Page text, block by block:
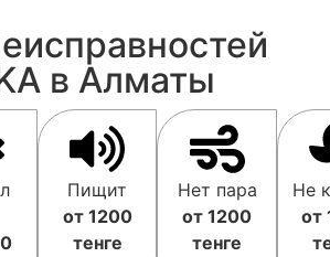
в Алматы
Пищит
от 1200
тенге
Нет пара
от 1200
тенге
Не
от